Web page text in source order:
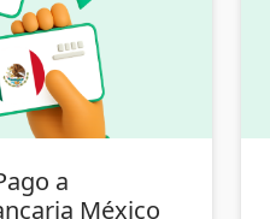
a
México